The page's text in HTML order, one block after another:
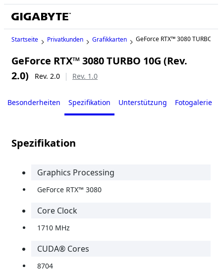
Startseite Privatkunden Grafikkarten GeForce RTX™ 3080 TURBO
GeForce RTX™ 3080 TURBO 10G (Rev.
2.0)
Rev. 2.0 Rev. 1.0
Besonderheiten Spezifikation Unterstützung Fotogalerie
Spezifikation
Graphics Processing
GeForce RTX™ 3080
Core Clock
1710 MHz
CUDA® Cores
8704